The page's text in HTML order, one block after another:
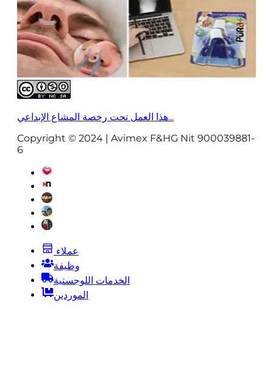
هذا العمل تحت رخصة المشاع الإبداعي...
Copyright © 2024 | Avimex F&HG Nit 900039881-
6
عملاء
وظيفة
الخدمات اللوجستية
الموردين